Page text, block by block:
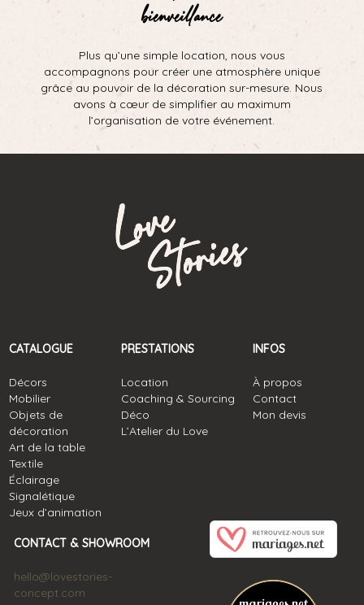
bienveillance
Plus qu’une simple location, nous vous
accompagnons pour créer une atmosphère unique
grâce au pouvoir de la décoration sur-mesure. Nous
avons à cœur de simplifier au maximum
l’organisation de votre événement.
CATALOGUE
Décors
Mobilier
Objets de
décoration
Art de la table
Textile
Éclairage
Signalétique
Jeux d’animation
PRESTATIONS
Location
Coaching & Sourcing
Déco
L’Atelier du Love
INFOS
À propos
Contact
Mon devis
CONTACT & SHOWROOM
hello@lovestories-
concept.com